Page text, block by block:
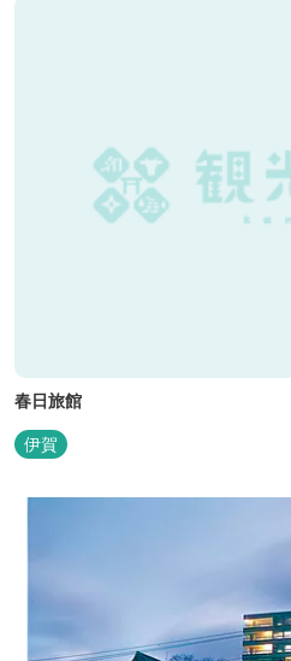
春日旅館
伊賀